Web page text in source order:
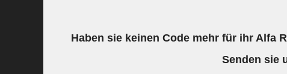
Haben sie keinen Code mehr für ihr Alfa
Senden sie